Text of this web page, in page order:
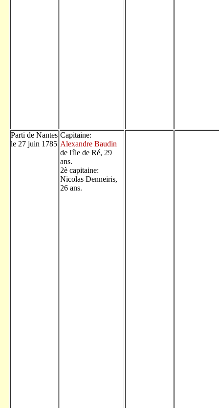
Parti de Nantes
le 27 juin 1785
Capitaine:
Alexandre Baudin
de l'île de Ré, 29
ans.
2è capitaine:
Nicolas Denneiris,
26 ans.